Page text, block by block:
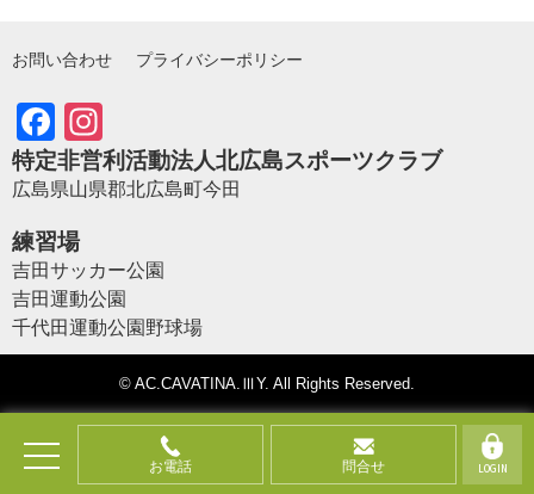
お問い合わせ プライバシーポリシー
Facebook
特定非営利活動法人北広島スポーツクラブ
広島県山県郡北広島町今田
練習場
吉田サッカー公園
吉田運動公園
千代田運動公園野球場
© AC.CAVATINA.ⅢY. All Rights Reserved.
お電話 問合せ LOGIN